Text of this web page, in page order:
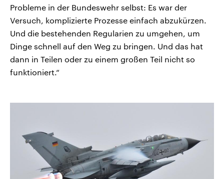
Probleme in der Bundeswehr selbst: Es war der
Versuch, komplizierte Prozesse einfach abzukürzen.
Und die bestehenden Regularien zu umgehen, um
Dinge schnell auf den Weg zu bringen. Und das hat
dann in Teilen oder zu einem großen Teil nicht so
funktioniert.“